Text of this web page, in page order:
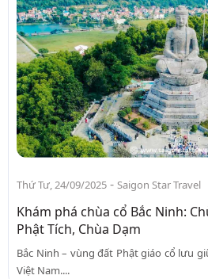
Thứ Tư, 24/09/2025 - Saigon Star Travel
Khám phá chùa cổ Bắc Ninh:
Phật Tích, Chùa Dạm
Bắc Ninh – vùng đất Phật giáo cổ lưu
Việt Nam....